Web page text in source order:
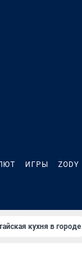
ИГРЫ ZODY
кухня в городе